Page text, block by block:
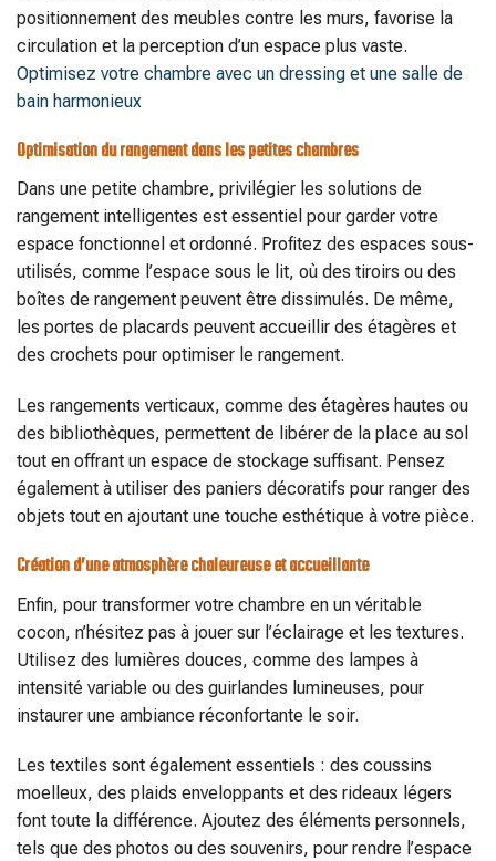
positionnement des meubles contre les murs, favorise la
circulation et la perception d’un espace plus vaste.
Optimisez votre chambre avec un dressing et une salle de
bain harmonieux
Optimisation du rangement dans les petites chambres
Dans une petite chambre, privilégier les solutions de
rangement intelligentes est essentiel pour garder votre
espace fonctionnel et ordonné. Profitez des espaces sous-
utilisés, comme l’espace sous le lit, où des tiroirs ou des
boîtes de rangement peuvent être dissimulés. De même,
les portes de placards peuvent accueillir des étagères et
des crochets pour optimiser le rangement.
Les rangements verticaux, comme des étagères hautes ou
des bibliothèques, permettent de libérer de la place au sol
tout en offrant un espace de stockage suffisant. Pensez
également à utiliser des paniers décoratifs pour ranger des
objets tout en ajoutant une touche esthétique à votre pièce.
Création d’une atmosphère chaleureuse et accueillante
Enfin, pour transformer votre chambre en un véritable
cocon, n’hésitez pas à jouer sur l’éclairage et les textures.
Utilisez des lumières douces, comme des lampes à
intensité variable ou des guirlandes lumineuses, pour
instaurer une ambiance réconfortante le soir.
Les textiles sont également essentiels : des coussins
moelleux, des plaids enveloppants et des rideaux légers
font toute la différence. Ajoutez des éléments personnels,
tels que des photos ou des souvenirs, pour rendre l’espace